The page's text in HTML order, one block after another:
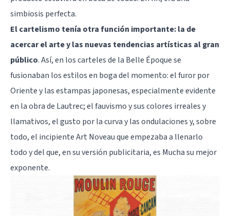
simbiosis perfecta.
El cartelismo tenía otra función importante: la de
acercar el arte y las nuevas tendencias artísticas al gran
público. Así, en los carteles de la Belle Époque se
fusionaban los estilos en boga del momento: el furor por
Oriente y las estampas japonesas, especialmente evidente
en la obra de Lautrec; el fauvismo y sus colores irreales y
llamativos, el gusto por la curva y las ondulaciones y, sobre
todo, el incipiente Art Noveau que empezaba a llenarlo
todo y del que, en su versión publicitaria, es Mucha su mejor
exponente.